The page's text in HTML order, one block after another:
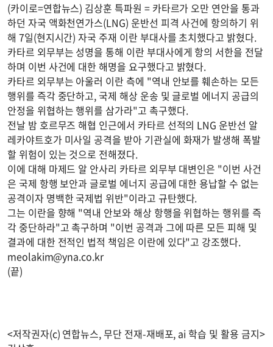
(카이로=연합뉴스) 김상훈 특파원 = 카타르가 오만 연안을 통과
하던 자국 액화천연가스(LNG) 운반선 피격 사건에 항의하기 위
해 7일(현지시간) 자국 주재 이란 부대사를 초치했다고 밝혔다.
카타르 외무부는 성명을 통해 이란 부대사에게 항의 서한을 전달
하며 이번 사건에 대한 해명을 요구했다고 밝혔다.
카타르 외무부는 아울러 이란 측에 "역내 안보를 훼손하는 모든
행위를 즉각 중단하고, 국제 해상 운송 및 글로벌 에너지 공급의
안정을 위협하는 행위를 삼가라"고 촉구했다.
전날 밤 호르무즈 해협 인근에서 카타르 선적의 LNG 운반선 알
레카야트호가 미사일 공격을 받아 기관실에 화재가 발생해 폭발
할 위험이 있는 것으로 전해졌다.
이에 대해 마제드 알 안사리 카타르 외무부 대변인은 "이번 사건
은 국제 항행 보안과 글로벌 에너지 공급에 대한 용납할 수 없는
공격이자 명백한 국제법 위반"이라고 규탄했다.
그는 이란을 향해 "역내 안보와 해상 항행을 위협하는 행위를 즉
각 중단하라"고 촉구하며 "이번 공격과 그에 따른 모든 피해 및
결과에 대한 전적인 법적 책임은 이란에 있다"고 강조했다.
meolakim@yna.co.kr
(끝)
<저작권자(c) 연합뉴스, 무단 전재-재배포, ai 학습 및 활용 금지>